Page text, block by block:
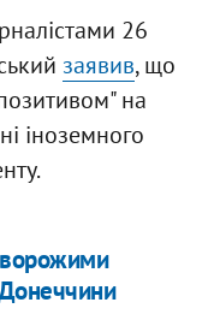
26
заявив, що
на
іноземного
ворожими